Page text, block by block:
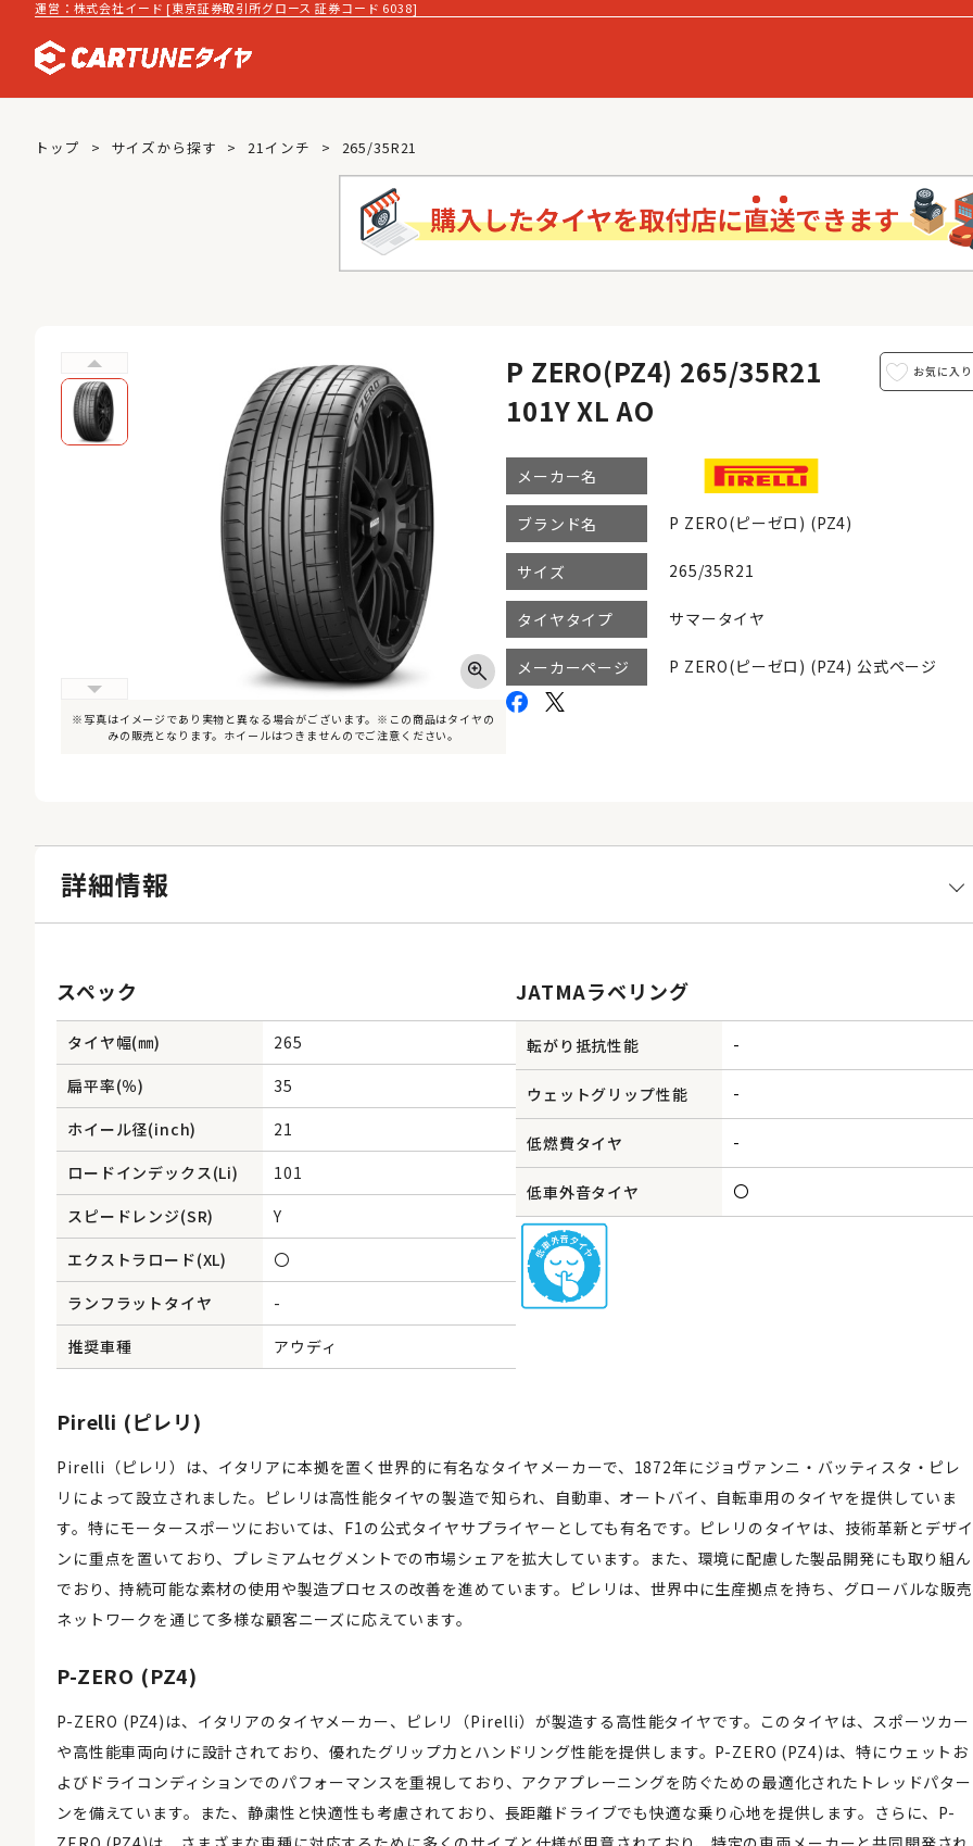
運営：株式会社イード [東京証券取引所グロース 証券コード 6038]
トップ サイズから探す 21インチ 265/35R21
※写真はイメージであり実物と異なる場合がございます。※この商品はタイヤの
みの販売となります。ホイールはつきませんのでご注意ください。
P ZERO(PZ4) 265/35R21
101Y XL AO
メーカー名
ブランド名 P ZERO(ピーゼロ) (PZ4)
サイズ 265/35R21
タイヤタイプ サマータイヤ
メーカーページ P ZERO(ピーゼロ) (PZ4) 公式ページ
詳細情報
スペック
タイヤ幅(㎜)
265
扁平率(％)
35
ホイール径(inch)
21
ロードインデックス(Li)
101
スピードレンジ(SR)
Y
エクストラロード(XL)
〇
ランフラットタイヤ
-
推奨車種
アウディ
JATMAラベリング
転がり抵抗性能 -
ウェットグリップ性能 -
低燃費タイヤ -
低車外音タイヤ 〇
Pirelli (ピレリ)
Pirelli（ピレリ）は、イタリアに本拠を置く世界的に有名なタイヤメーカーで、1872年にジョヴァンニ・バッティスタ・ピレ
リによって設立されました。ピレリは高性能タイヤの製造で知られ、自動車、オートバイ、自転車用のタイヤを提供していま
す。特にモータースポーツにおいては、F1の公式タイヤサプライヤーとしても有名です。ピレリのタイヤは、技術革新とデザイ
ンに重点を置いており、プレミアムセグメントでの市場シェアを拡大しています。また、環境に配慮した製品開発にも取り組ん
でおり、持続可能な素材の使用や製造プロセスの改善を進めています。ピレリは、世界中に生産拠点を持ち、グローバルな販売
ネットワークを通じて多様な顧客ニーズに応えています。
P-ZERO (PZ4)
P-ZERO (PZ4)は、イタリアのタイヤメーカー、ピレリ（Pirelli）が製造する高性能タイヤです。このタイヤは、スポーツカー
や高性能車両向けに設計されており、優れたグリップ力とハンドリング性能を提供します。P-ZERO (PZ4)は、特にウェットお
よびドライコンディションでのパフォーマンスを重視しており、アクアプレーニングを防ぐための最適化されたトレッドパター
ンを備えています。また、静粛性と快適性も考慮されており、長距離ドライブでも快適な乗り心地を提供します。さらに、P-